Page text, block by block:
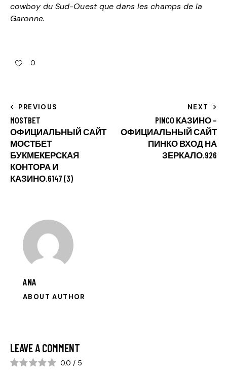
cowboy du Sud-Ouest que dans les champs de la
Garonne.
0
PREVIOUS
MOSTBET
ОФИЦИАЛЬНЫЙ САЙТ
МОСТБЕТ
БУКМЕКЕРСКАЯ
КОНТОРА И
КАЗИНО.6147 (3)
NEXT
PINCO КАЗИНО –
ОФИЦИАЛЬНЫЙ САЙТ
ПИНКО ВХОД НА
ЗЕРКАЛО.926
ANA
ABOUT AUTHOR
LEAVE A COMMENT
0.0 / 5